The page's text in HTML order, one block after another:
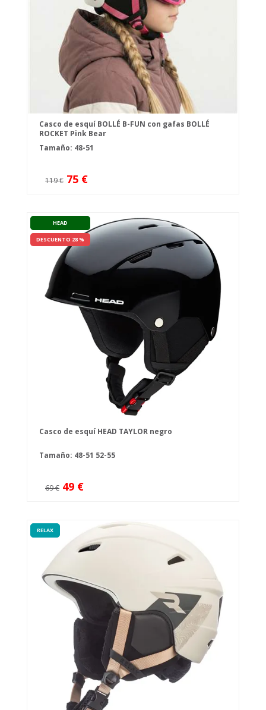
Casco de esquí BOLLÉ B-FUN con gafas BOLLÉ
ROCKET Pink Bear
Tamaño: 48-51
119 € 75 €
HEAD
DESCUENTO 28 %
Casco de esquí HEAD TAYLOR negro
Tamaño: 48-51 52-55
69 € 49 €
RELAX